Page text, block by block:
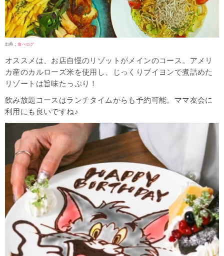
出典：食べログ
オススメは、お店自慢のリゾットがメインのコース。アメリ
カ産のカルローズ米を使用し、じっくりブイヨンで煮詰めた
リゾートは旨味たっぷり！
飲み放題コースはランチタイムからも予約可能。ママ友会に
利用にも良いですね♪